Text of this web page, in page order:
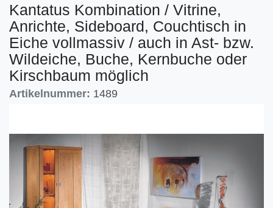
Kantatus Kombination / Vitrine,
Anrichte, Sideboard, Couchtisch in
Eiche vollmassiv / auch in Ast- bzw.
Wildeiche, Buche, Kernbuche oder
Kirschbaum möglich
Artikelnummer: 1489